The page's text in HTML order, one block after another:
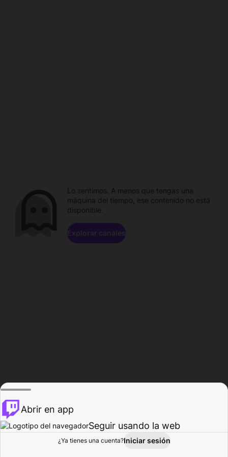
Explorar Actividad
Lo sentimos. A menos que tengas una
máquina del tiempo, ese contenido no está
disponible.
Explorar canales
Abrir en app
Seguir usando la web
¿Ya tienes una cuenta?Iniciar sesión